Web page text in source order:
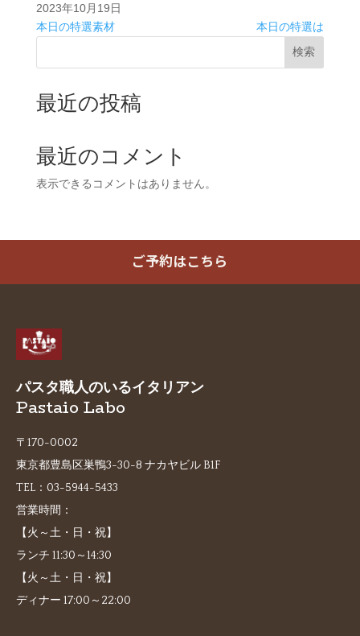
2023年10月19日
本日の特選素材
本日の特選は
検索
最近の投稿
最近のコメント
表示できるコメントはありません。
ご予約はこちら
パスタ職人のいるイタリアン
Pastaio Labo
〒170-0002
東京都豊島区巣鴨3-30-8 ナカヤビル B1F
TEL： 03-5944-5433
営業時間：
【火～土・日・祝】
ランチ 11:30～14:30
【火～土・日・祝】
ディナー 17:00～22:00